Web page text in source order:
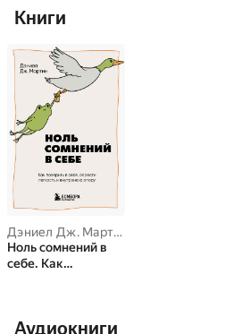
Книги
Дэниел Дж. Мартин
Ноль сомнений в
себе. Как
и покорить любые
Аудиокниги